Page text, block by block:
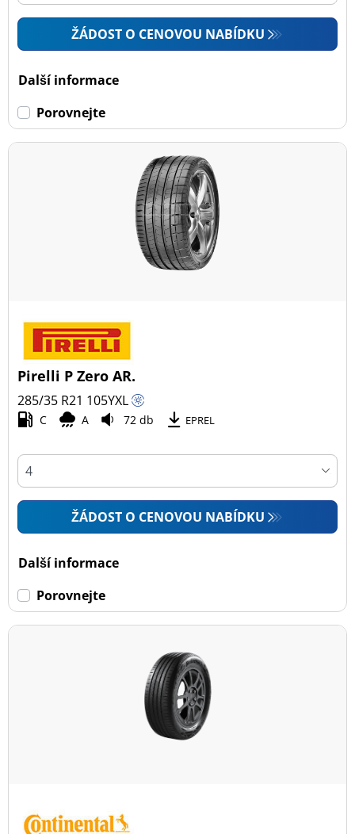
ŽÁDOST O CENOVOU NABÍDKU
Další informace
Porovnejte
Pirelli P Zero AR.
285/35 R21 105YXL
C A 72 db EPREL
ŽÁDOST O CENOVOU NABÍDKU
Další informace
Porovnejte